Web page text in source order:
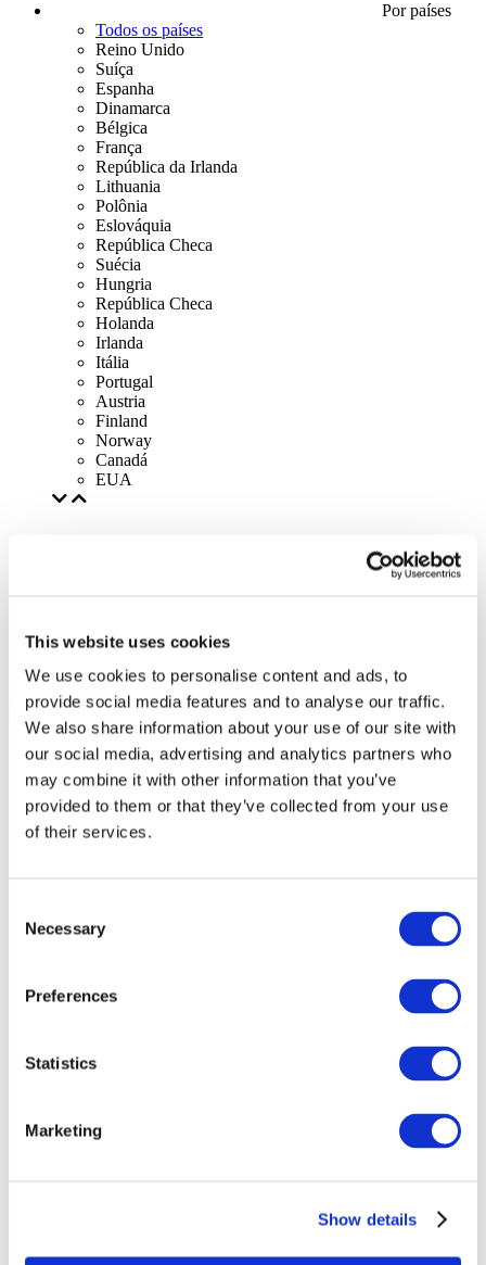
This website uses cookies
We use cookies to personalise content and ads, to
provide social media features and to analyse our traffic.
We also share information about your use of our site with
our social media, advertising and analytics partners who
may combine it with other information that you’ve
provided to them or that they’ve collected from your use
of their services.
Selection
Necessary
Preferences
Statistics
Marketing
Show details
Por países
Todos os países
Reino Unido
Suíça
Espanha
Dinamarca
Bélgica
França
República da Irlanda
Lithuania
Polônia
Eslováquia
República Checa
Suécia
Hungria
República Checa
Holanda
Irlanda
Itália
Portugal
Austria
Finland
Norway
Canadá
EUA
Todos os
Concertos